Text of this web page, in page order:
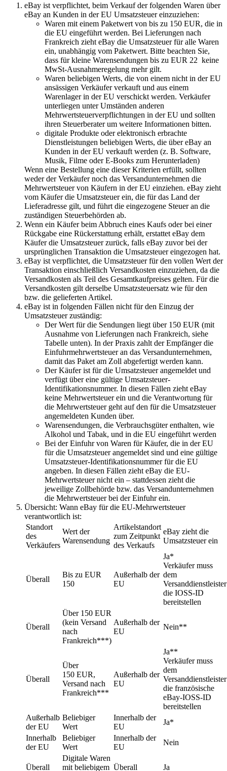
eBay ist verpflichtet, beim Verkauf der folgenden Waren über
eBay an Kunden in der EU Umsatzsteuer einzuziehen:
Waren mit einem Paketwert von bis zu 150 EUR, die in
die EU eingeführt werden. Bei Lieferungen nach
Frankreich zieht eBay die Umsatzsteuer für alle Waren
ein, unabhängig vom Paketwert. Bitte beachten Sie,
dass für kleine Warensendungen bis zu EUR 22 keine
MwSt-Ausnahmeregelung mehr gilt.
Waren beliebigen Werts, die von einem nicht in der EU
ansässigen Verkäufer verkauft und aus einem
Warenlager in der EU verschickt werden. Verkäufer
unterliegen unter Umständen anderen
Mehrwertsteuerverpflichtungen in der EU und sollten
ihren Steuerberater um weitere Informationen bitten.
digitale Produkte oder elektronisch erbrachte
Dienstleistungen beliebigen Werts, die über eBay an
Kunden in der EU verkauft werden (z. B. Software,
Musik, Filme oder E-Books zum Herunterladen)
Wenn eine Bestellung eine dieser Kriterien erfüllt, sollten
weder der Verkäufer noch das Versandunternehmen die
Mehrwertsteuer von Käufern in der EU einziehen. eBay zieht
vom Käufer die Umsatzsteuer ein, die für das Land der
Lieferadresse gilt, und führt die eingezogene Steuer an die
zuständigen Steuerbehörden ab.
Wenn ein Käufer beim Abbruch eines Kaufs oder bei einer
Rückgabe eine Rückerstattung erhält, erstattet eBay dem
Käufer die Umsatzsteuer zurück, falls eBay zuvor bei der
ursprünglichen Transaktion die Umsatzsteuer eingezogen hat.
eBay ist verpflichtet, die Umsatzsteuer für den vollen Wert der
Transaktion einschließlich Versandkosten einzuziehen, da die
Versandkosten als Teil des Gesamtkaufpreises gelten. Für die
Versandkosten gilt derselbe Umsatzsteuersatz wie für den
bzw. die gelieferten Artikel.
eBay ist in folgenden Fällen nicht für den Einzug der
Umsatzsteuer zuständig:
Der Wert für die Sendungen liegt über 150 EUR (mit
Ausnahme von Lieferungen nach Frankreich, siehe
Tabelle unten). In der Praxis zahlt der Empfänger die
Einfuhrmehrwertsteuer an das Versandunternehmen,
damit das Paket am Zoll abgefertigt werden kann.
Der Käufer ist für die Umsatzsteuer angemeldet und
verfügt über eine gültige Umsatzsteuer-
Identifikationsnummer. In diesen Fällen zieht eBay
keine Mehrwertsteuer ein und die Verantwortung für
die Mehrwertsteuer geht auf den für die Umsatzsteuer
angemeldeten Kunden über.
Warensendungen, die Verbrauchsgüter enthalten, wie
Alkohol und Tabak, und in die EU eingeführt werden
Bei der Einfuhr von Waren für Käufer, die in der EU
für die Umsatzsteuer angemeldet sind und eine gültige
Umsatzsteuer-Identifikationsnummer für die EU
angeben. In diesen Fällen zieht eBay die EU-
Mehrwertsteuer nicht ein – stattdessen zieht die
jeweilige Zollbehörde bzw. das Versandunternehmen
die Mehrwertsteuer bei der Einfuhr ein.
Übersicht: Wann eBay für die EU-Mehrwertsteuer
verantwortlich ist:
Standort
des
Verkäufers
Wert der
Warensendung
Artikelstandort
zum Zeitpunkt
des Verkaufs
eBay zieht die
Umsatzsteuer ein
Überall
Bis zu EUR
150
Außerhalb der
EU
Ja*
Verkäufer muss
dem
Versanddienstleister
die IOSS-ID
bereitstellen
Überall
Über 150 EUR
(kein Versand
nach
Frankreich***)
Außerhalb der
EU
Nein**
Überall
Über
150 EUR,
Versand nach
Frankreich***
Außerhalb der
EU
Ja**
Verkäufer muss
dem
Versanddienstleister
die französische
eBay-IOSS-ID
bereitstellen
Außerhalb
der EU
Beliebiger
Wert
Innerhalb der
EU
Ja*
Innerhalb
der EU
Beliebiger
Wert
Innerhalb der
EU
Nein
Überall
Digitale Waren
mit beliebigem Überall Ja